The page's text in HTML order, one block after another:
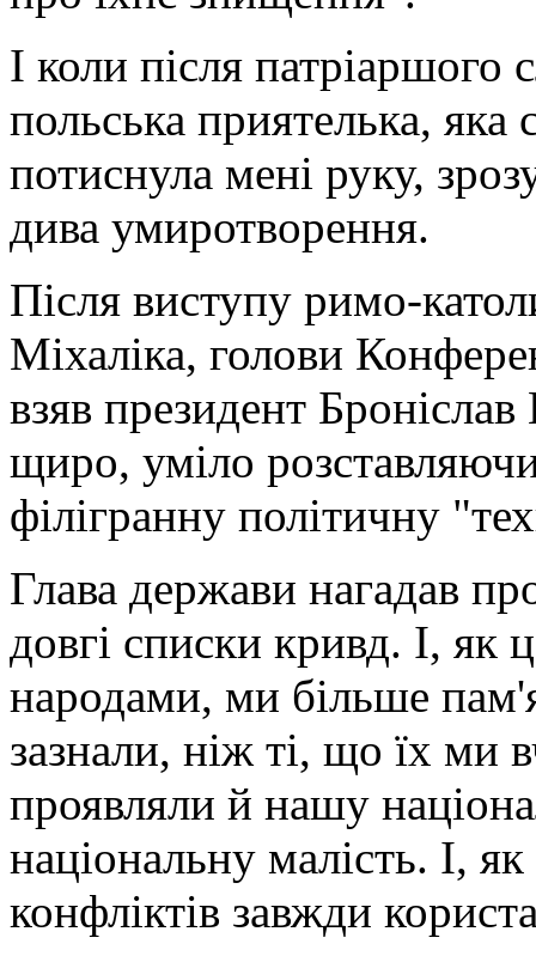
І коли після патріаршого
польська приятелька,
потиснула мені руку,
дива умиротворення.
Після виступу римо-
Міхаліка, голови
взяв президент
щиро, уміло
філігранну політичну
Глава держави нагадав
довгі списки кривд. І, як
народами, ми більше
зазнали, ніж ті, що їх ми
проявляли й нашу
національну малість. І,
конфліктів завжди